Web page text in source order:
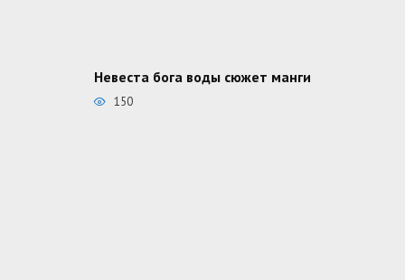
Невеста бога воды сюжет манги
150